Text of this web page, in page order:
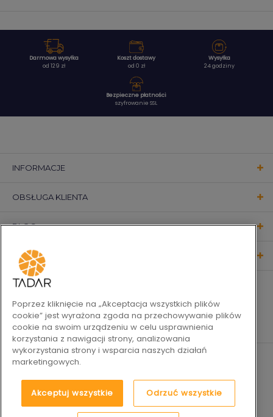
Darmowa wysyłka
od 129 zł
Koszt dostawy
od 0 zł
Wysyłka
24 godziny
Bezpieczne płatności
szyfrowanie SSL
INFORMACJE
OBSŁUGA KLIENTA
BLOG
KONTAKT
Poprzez kliknięcie na „Akceptacja wszystkich plików
cookie” jest wyrażona zgoda na przechowywanie plików
cookie na swoim urządzeniu w celu usprawnienia
korzystania z nawigacji strony, analizowania
wykorzystania strony i wsparcia naszych działań
marketingowych.
Akceptuj wszystkie Odrzuć wszystkie